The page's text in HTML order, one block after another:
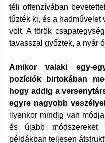
téli offenzívában
tűzték ki, és a hadművelet
volt. A török
tavasszal győztek, a nyár
Amikor valaki egy-
pozíciók birtokában
hogy addig a
egyre nagyobb
ilyenkor mindig van
és újabb
példákban teljesen